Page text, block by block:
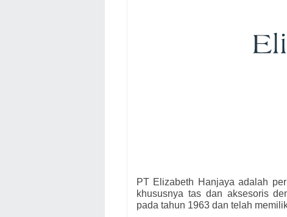
PT Elizabeth Hanjaya adalah
khususnya tas dan aksesoris
pada tahun 1963 dan telah